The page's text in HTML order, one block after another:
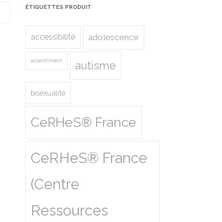
ÉTIQUETTES PRODUIT
accessibilité adolescence
assentiment autisme
bisexualité
CeRHeS® France
CeRHeS® France
(Centre
Ressources